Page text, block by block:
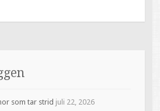
som tar strid juli 22, 2026